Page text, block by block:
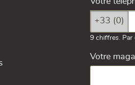
+33 (0)
9 chiffres. Par
Votre